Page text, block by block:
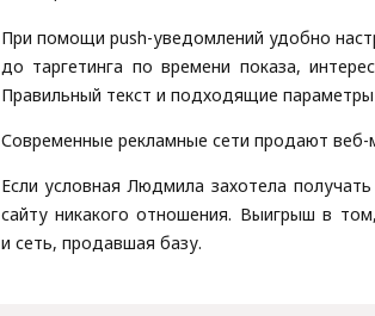
При помощи push-уведомлений удобно
до таргетинга по времени показа,
Правильный текст и подходящие параметры
Современные рекламные сети продают
Если условная Людмила захотела
сайту никакого отношения. Выигрыш в
и сеть, продавшая базу.